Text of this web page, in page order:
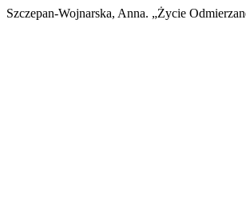
Szczepan-Wojnarska, Anna. „Życie